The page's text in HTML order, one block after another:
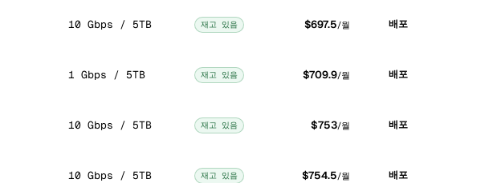
10 Gbps / 5TB 재고 있음 $697.5/월 배포
1 Gbps / 5TB 재고 있음 $709.9/월 배포
10 Gbps / 5TB 재고 있음 $753/월 배포
10 Gbps / 5TB 재고 있음 $754.5/월 배포